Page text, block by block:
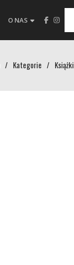
O NAS
/ Kategorie / Książki